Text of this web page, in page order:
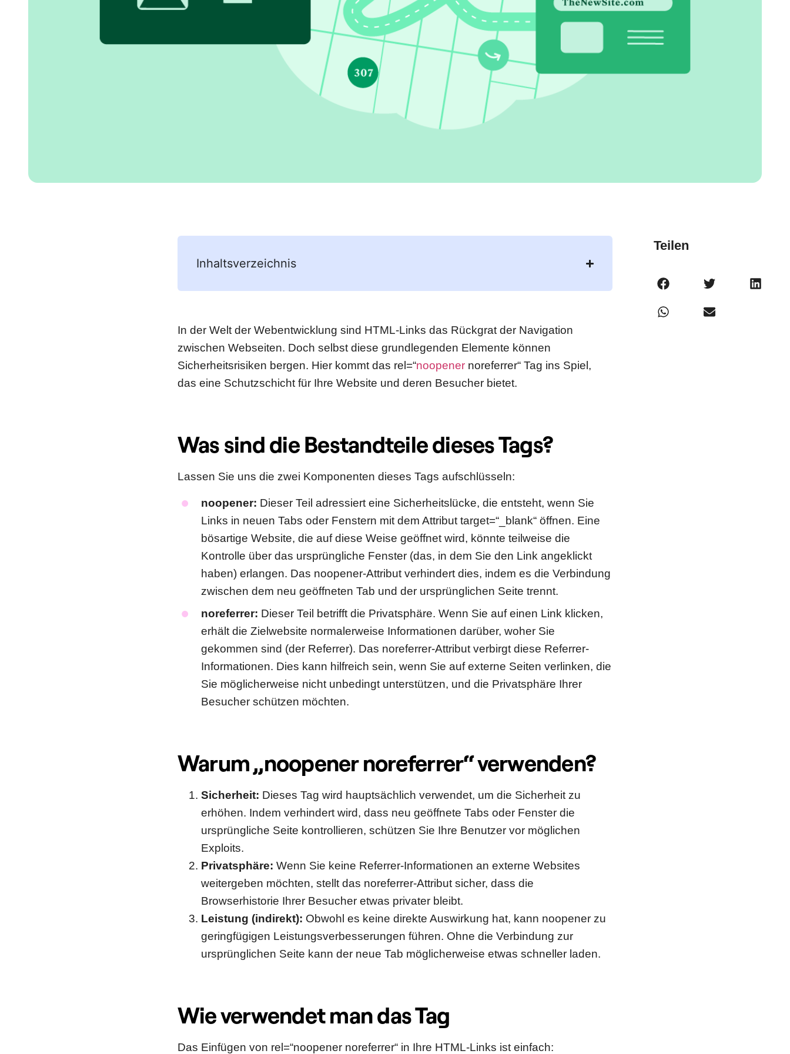
Inhaltsverzeichnis
In der Welt der Webentwicklung sind HTML-Links das Rückgrat der Navigation
zwischen Webseiten. Doch selbst diese grundlegenden Elemente können
Sicherheitsrisiken bergen. Hier kommt das rel=“noopener noreferrer“ Tag ins Spiel,
das eine Schutzschicht für Ihre Website und deren Besucher bietet.
Was sind die Bestandteile dieses Tags?
Lassen Sie uns die zwei Komponenten dieses Tags aufschlüsseln:
noopener: Dieser Teil adressiert eine Sicherheitslücke, die entsteht, wenn Sie
Links in neuen Tabs oder Fenstern mit dem Attribut target=“_blank“ öffnen. Eine
bösartige Website, die auf diese Weise geöffnet wird, könnte teilweise die
Kontrolle über das ursprüngliche Fenster (das, in dem Sie den Link angeklickt
haben) erlangen. Das noopener-Attribut verhindert dies, indem es die Verbindung
zwischen dem neu geöffneten Tab und der ursprünglichen Seite trennt.
noreferrer: Dieser Teil betrifft die Privatsphäre. Wenn Sie auf einen Link klicken,
erhält die Zielwebsite normalerweise Informationen darüber, woher Sie
gekommen sind (der Referrer). Das noreferrer-Attribut verbirgt diese Referrer-
Informationen. Dies kann hilfreich sein, wenn Sie auf externe Seiten verlinken, die
Sie möglicherweise nicht unbedingt unterstützen, und die Privatsphäre Ihrer
Besucher schützen möchten.
Warum „noopener noreferrer“ verwenden?
Sicherheit: Dieses Tag wird hauptsächlich verwendet, um die Sicherheit zu
erhöhen. Indem verhindert wird, dass neu geöffnete Tabs oder Fenster die
ursprüngliche Seite kontrollieren, schützen Sie Ihre Benutzer vor möglichen
Exploits.
Privatsphäre: Wenn Sie keine Referrer-Informationen an externe Websites
weitergeben möchten, stellt das noreferrer-Attribut sicher, dass die
Browserhistorie Ihrer Besucher etwas privater bleibt.
Leistung (indirekt): Obwohl es keine direkte Auswirkung hat, kann noopener zu
geringfügigen Leistungsverbesserungen führen. Ohne die Verbindung zur
ursprünglichen Seite kann der neue Tab möglicherweise etwas schneller laden.
Wie verwendet man das Tag
Das Einfügen von rel=“noopener noreferrer“ in Ihre HTML-Links ist einfach:
Teilen